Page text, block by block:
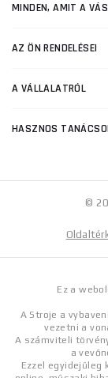
MINDEN, AMIT A
AZ ÖN RENDELÉSEI
A VÁLLALATRÓL
HASZNOS
©
Ez a
A Stroje a
vezetni a
A számviteli
a
Ezzel egyidejűleg